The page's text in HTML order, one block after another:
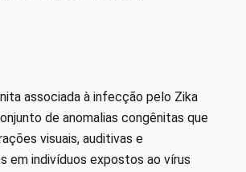
associada à infecção pelo Zika
de anomalias congênitas que
visuais, auditivas e
em indivíduos expostos ao vírus